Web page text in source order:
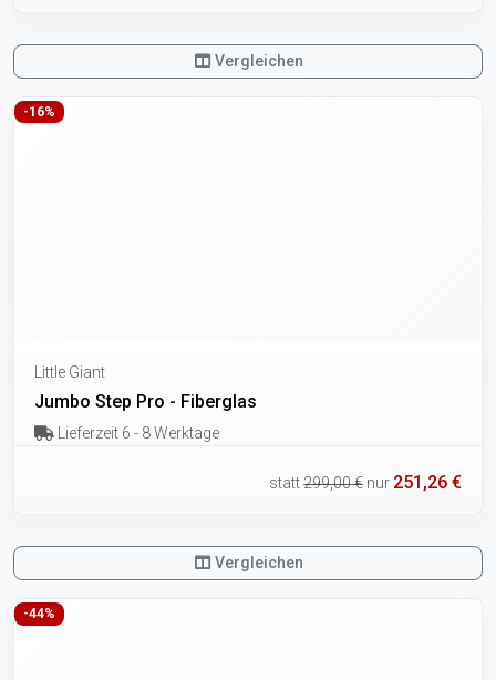
Vergleichen
-16%
Little Giant
Jumbo Step Pro - Fiberglas
Lieferzeit 6 - 8 Werktage
statt299,00 € nur 251,26 €
Vergleichen
-44%